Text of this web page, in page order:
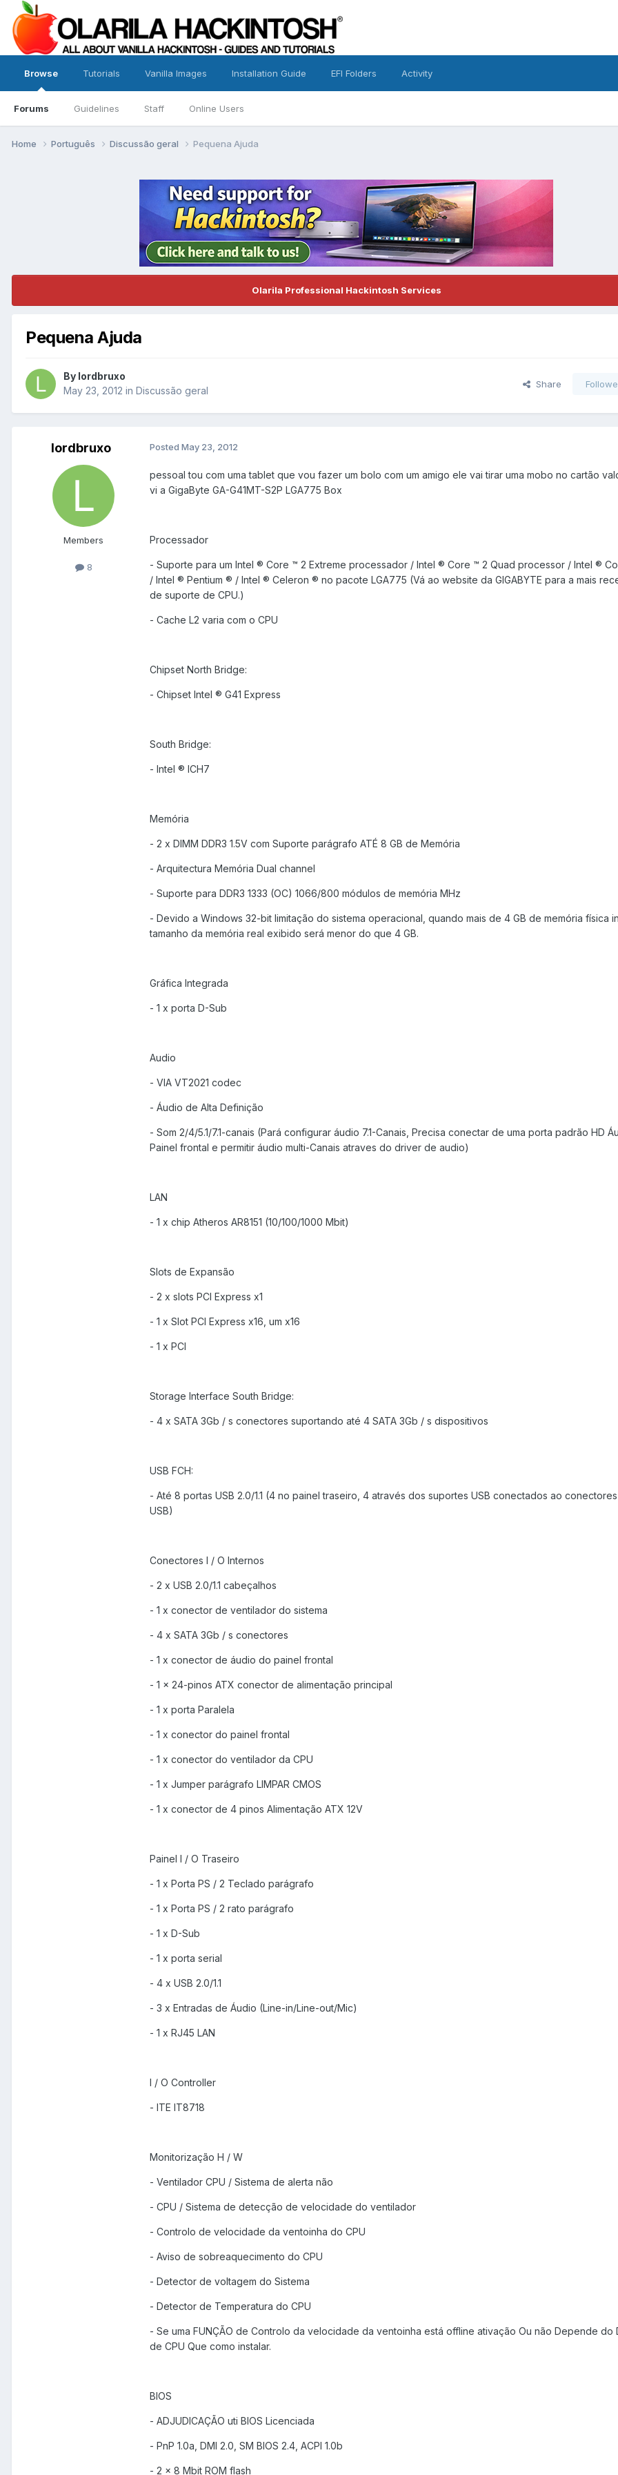
Browse
Forums Guidelines Staff Online Users
Tutorials Vanilla Images Installation Guide EFI Folders Activity
Home Português Discussão geral Pequena Ajuda
Olarila Professional Hackintosh Services
Pequena Ajuda
By lordbruxo
May 23, 2012 in Discussão geral
Share
lordbruxo
Members
8
Posted May 23, 2012
pessoal tou com uma tablet que vou fazer um bolo com um amigo ele vai tirar uma mobo no cartão
vi a GigaByte GA-G41MT-S2P LGA775 Box
Processador
- Suporte para um Intel ® Core ™ 2 Extreme processador / Intel ® Core ™ 2 Quad processor / Intel ®
/ Intel ® Pentium ® / Intel ® Celeron ® no pacote LGA775 (Vá ao website da GIGABYTE para a mais
de suporte de CPU.)
- Cache L2 varia com o CPU
Chipset North Bridge:
- Chipset Intel ® G41 Express
South Bridge:
- Intel ® ICH7
Memória
- 2 x DIMM DDR3 1.5V com Suporte parágrafo ATÉ 8 GB de Memória
- Arquitectura Memória Dual channel
- Suporte para DDR3 1333 (OC) 1066/800 módulos de memória MHz
- Devido a Windows 32-bit limitação do sistema operacional, quando mais de 4 GB de memória física
tamanho da memória real exibido será menor do que 4 GB.
Gráfica Integrada
- 1 x porta D-Sub
Audio
- VIA VT2021 codec
- Áudio de Alta Definição
- Som 2/4/5.1/7.1-canais (Pará configurar áudio 7.1-Canais, Precisa conectar de uma porta padrão HD
Painel frontal e permitir áudio multi-Canais atraves do driver de audio)
LAN
- 1 x chip Atheros AR8151 (10/100/1000 Mbit)
Slots de Expansão
- 2 x slots PCI Express x1
- 1 x Slot PCI Express x16, um x16
- 1 x PCI
Storage Interface South Bridge:
- 4 x SATA 3Gb / s conectores suportando até 4 SATA 3Gb / s dispositivos
USB FCH:
- Até 8 portas USB 2.0/1.1 (4 no painel traseiro, 4 através dos suportes USB conectados ao
USB)
Conectores I / O Internos
- 2 x USB 2.0/1.1 cabeçalhos
- 1 x conector de ventilador do sistema
- 4 x SATA 3Gb / s conectores
- 1 x conector de áudio do painel frontal
- 1 x 24-pinos ATX conector de alimentação principal
- 1 x porta Paralela
- 1 x conector do painel frontal
- 1 x conector do ventilador da CPU
- 1 x Jumper parágrafo LIMPAR CMOS
- 1 x conector de 4 pinos Alimentação ATX 12V
Painel I / O Traseiro
- 1 x Porta PS / 2 Teclado parágrafo
- 1 x Porta PS / 2 rato parágrafo
- 1 x D-Sub
- 1 x porta serial
- 4 x USB 2.0/1.1
- 3 x Entradas de Áudio (Line-in/Line-out/Mic)
- 1 x RJ45 LAN
I / O Controller
- ITE IT8718
Monitorização H / W
- Ventilador CPU / Sistema de alerta não
- CPU / Sistema de detecção de velocidade do ventilador
- Controlo de velocidade da ventoinha do CPU
- Aviso de sobreaquecimento do CPU
- Detector de voltagem do Sistema
- Detector de Temperatura do CPU
- Se uma FUNÇÃO de Controlo da velocidade da ventoinha está offline ativação Ou não Depende do
de CPU Que como instalar.
BIOS
- ADJUDICAÇÃO uti BIOS Licenciada
- PnP 1.0a, DMI 2.0, SM BIOS 2.4, ACPI 1.0b
- 2 x 8 Mbit ROM flash